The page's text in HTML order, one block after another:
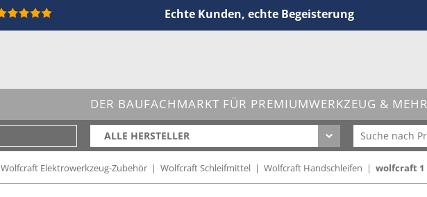
Echte Kunden, echte Begeisterung
DER BAUFACHMARKT FÜR PREMIUMWERKZEUG &
ALLE HERSTELLER
Wolfcraft Elektrowerkzeug-Zubehör | Wolfcraft Schleifmittel | Wolfcraft Handschleifen | wolfcraft 1